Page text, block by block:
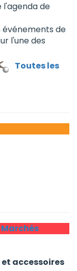
l'agenda de
événements de
l'une des
Toutes les
accessoires